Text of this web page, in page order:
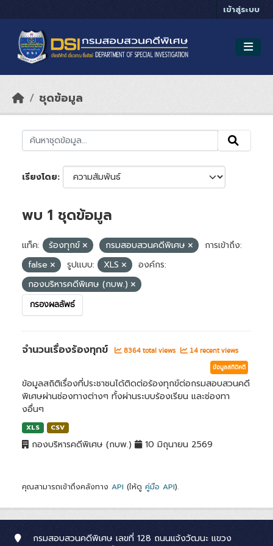
เข้าสู่ระบบ
ชุดข้อมูล
เรียงโดย
พบ 1 ชุดข้อมูล
แท็ค: ร้องทุกข์ กรมสอบสวนคดีพิเศษ
การเข้าถึง:
false
รูปแบบ: XLS
องค์กร:
กองบริหารคดีพิเศษ (กบพ.)
กรองผลลัพธ์
จำนวนเรื่องร้องทุกข์ 8364 total views 14 recent views
ข้อมูลสถิติคดี
ข้อมูลสถิติเรื่องที่ประชาชนได้ติดต่อร้องทุกข์ต่อกรมสอบสวนคดี
พิเศษผ่านช่องทางต่างๆ ทั้งผ่านระบบร้องเรียน และช่องทา
งอื่นๆ
XLS CSV
กองบริหารคดีพิเศษ (กบพ.) 10 มิถุนายน 2569
คุณสามารถเข้าถึงคลังทาง API (ให้ดู คู่มือ API).
กรมสอบสวนคดีพิเศษ เลขที่ 128 ถนนแจ้งวัฒนะ แขวง